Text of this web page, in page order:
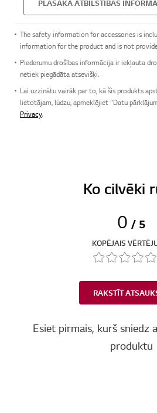
PLAŠĀKA ATBILSTĪBAS
The safety information for accessories is
information for the product and is not
Piederumu drošības informācija ir iekļauta
netiek piegādāta atsevišķi.
Lai uzzinātu vairāk par to, kā šis produkts
lietotājam, lūdzu, apmeklējiet “Datu
Privacy.
Ko cilvēki
0 / 5
KOPĒJAIS
RAKSTĪT
Esiet pirmais, kurš sniedz
produktu